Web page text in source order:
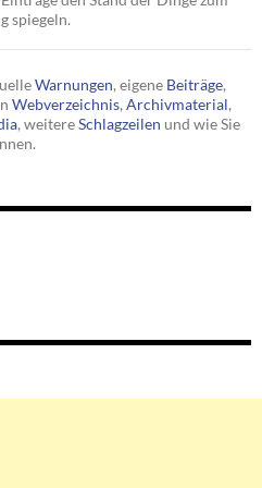
spiegeln.
Warnungen, eigene Beiträge,
Webverzeichnis, Archivmaterial,
, weitereSchlagzeilen und wie Sie